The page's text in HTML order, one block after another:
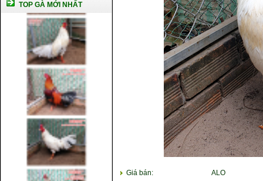
TOP GÀ MỚI NHẤT
Giá bán: ALO